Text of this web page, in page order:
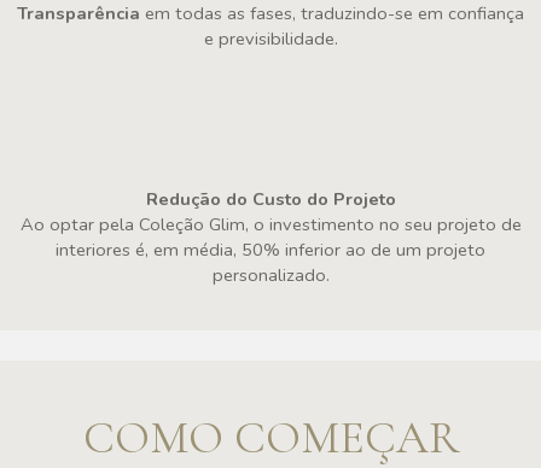
Transparência em todas as fases, traduzindo-se em confiança
e previsibilidade.
Redução do Custo do Projeto
Ao optar pela Coleção Glim, o investimento no seu projeto de
interiores é, em média, 50% inferior ao de um projeto
personalizado.
COMO COMEÇAR